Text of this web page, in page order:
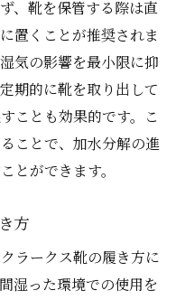
、靴を保管する際は直
置くことが推奨されま
気の影響を最小限に抑
期的に靴を取り出して
ことも効果的です。こ
ことで、加水分解の進
とができます。
方
ラークス靴の履き方に
湿った環境での使用を